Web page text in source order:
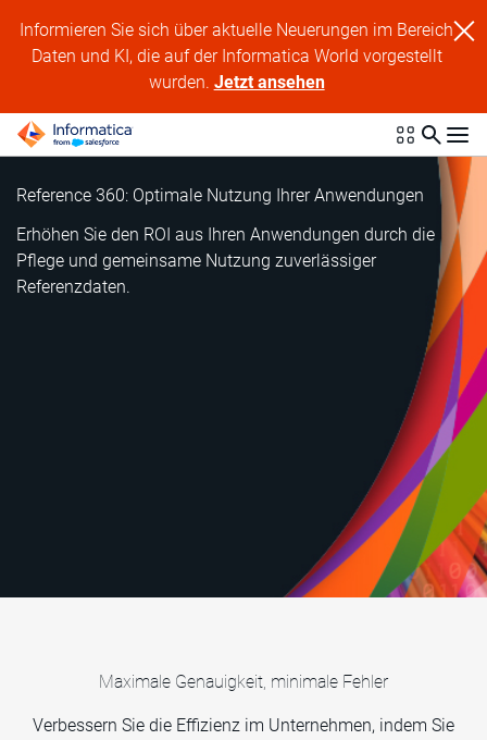
Informieren Sie sich über aktuelle Neuerungen im Bereich
Daten und KI, die auf der Informatica World vorgestellt
wurden. Jetzt ansehen
Reference 360: Optimale Nutzung Ihrer Anwendungen
Erhöhen Sie den ROI aus Ihren Anwendungen durch die
Pflege und gemeinsame Nutzung zuverlässiger
Referenzdaten.
Maximale Genauigkeit, minimale Fehler
Verbessern Sie die Effizienz im Unternehmen, indem Sie